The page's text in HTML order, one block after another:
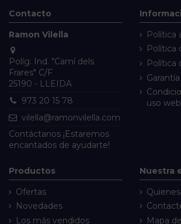
Contacto
Ramon Vilella
Políg. Ind. "Camí dels
Frares" C/F
25190 - LLEIDA
973 20 15 78
vilella@ramonvilella.com
Contáctanos ¡Estaremos
encantados de ayudarte!
Política
Política
Política
uso
Productos
Ofertas
Novedades
Los más vendidos
Nuestra
Mapa